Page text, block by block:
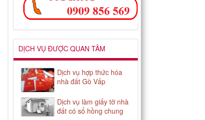
DỊCH VỤ ĐƯỢC QUAN TÂM
Dịch vụ hợp thức hóa
nhà đất Gò Vấp
Dịch vụ làm giấy tờ nhà
đất có sổ hồng chung